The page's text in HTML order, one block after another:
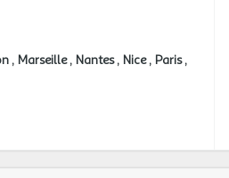
Marseille Nantes Nice Paris